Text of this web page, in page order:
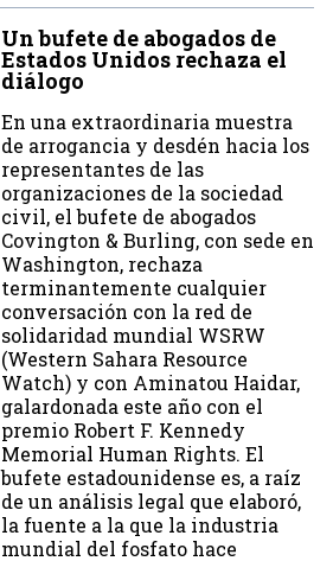
Un bufete de abogados de
Estados Unidos rechaza el
diálogo
En una extraordinaria muestra
de arrogancia y desdén hacia los
representantes de las
organizaciones de la sociedad
civil, el bufete de abogados
Covington & Burling, con sede en
Washington, rechaza
terminantemente cualquier
conversación con la red de
solidaridad mundial WSRW
(Western Sahara Resource
Watch) y con Aminatou Haidar,
galardonada este año con el
premio Robert F. Kennedy
Memorial Human Rights. El
bufete estadounidense es, a raíz
de un análisis legal que elaboró,
la fuente a la que la industria
mundial del fosfato hace